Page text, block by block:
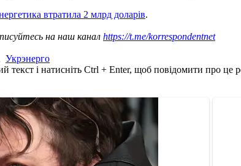
втратила 2 млрд доларів.
на наш канал https://t.me/korrespondentnet
Укрэнерго
текст і натисніть Ctrl + Enter, щоб повідомити про це